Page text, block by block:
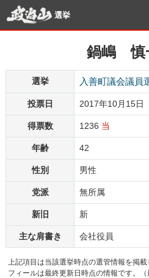
選挙
鍋嶋 慎
選挙 入善町議会議員
投票日 2017年10月15日
得票数 1236 当
年齢 42
性別 男性
党派 無所属
新旧 新
主な肩書き 会社役員
上記項目は当該選挙時点の選管情報を掲
フィールは最終更新日時点の情報です。